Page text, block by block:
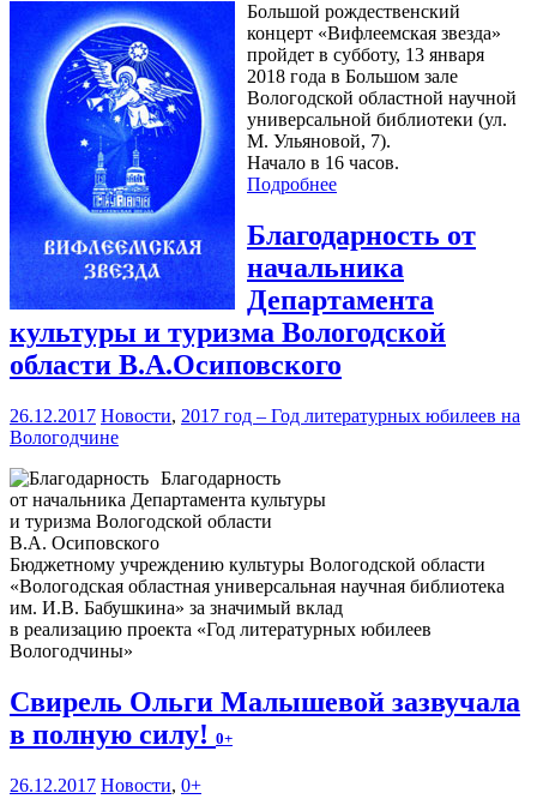
Большой рождественский
концерт «Вифлеемская звезда»
пройдет в субботу, 13 января
2018 года в Большом зале
Вологодской областной научной
универсальной библиотеки (ул.
М. Ульяновой, 7).
Начало в 16 часов.
Подробнее
Благодарность от
начальника
Департамента
культуры и туризма Вологодской
области В.А.Осиповского
26.12.2017 Новости, 2017 год – Год литературных юбилеев на
Вологодчине
Благодарность
от начальника Департамента культуры
и туризма Вологодской области
В.А. Осиповского
Бюджетному учреждению культуры Вологодской области
«Вологодская областная универсальная научная библиотека
им. И.В. Бабушкина» за значимый вклад
в реализацию проекта «Год литературных юбилеев
Вологодчины»
Свирель Ольги Малышевой зазвучала
в полную силу! 0+
26.12.2017 Новости, 0+